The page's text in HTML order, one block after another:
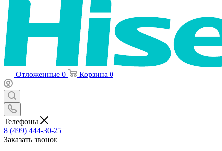
Отложенные 0 Корзина 0
Телефоны
8 (499) 444-30-25
Заказать звонок